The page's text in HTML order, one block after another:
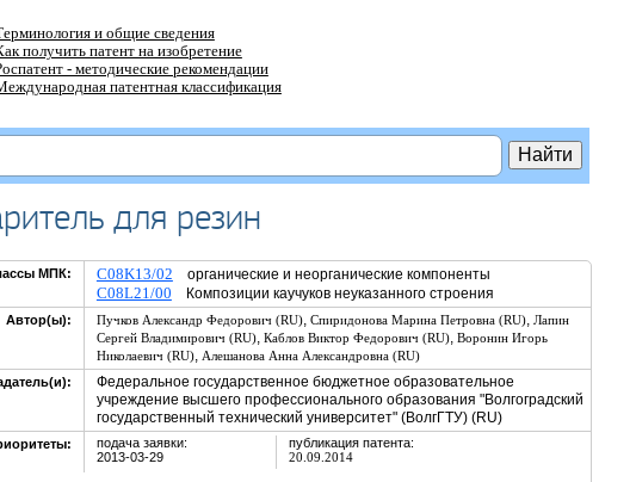
и общие сведения
получить патент на изобретение
- методические рекомендации
патентная классификация
для резин
МПК: C08K13/02 органические и неорганические компоненты
C08L21/00 Композиции каучуков неуказанного строения
Автор(ы): Пучков Александр Федорович (RU), Спиридонова Марина Петровна (RU), Лапин
Сергей Владимирович (RU), Каблов Виктор Федорович (RU), Воронин Игорь
Николаевич (RU), Алешанова Анна Александровна (RU)
Федеральное государственное бюджетное образовательное
учреждение высшего профессионального образования "Волгоградский
государственный технический университет" (ВолгГТУ) (RU)
подача заявки:
2013-03-29
публикация патента:
20.09.2014